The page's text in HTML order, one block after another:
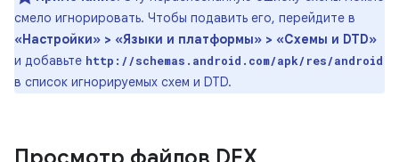
смело игнорировать. Чтобы подавить его, перейдите в
«Настройки» > «Языки и платформы» > «Схемы и DTD»
и добавьте http://schemas.android.com/apk/res/android
в список игнорируемых схем и DTD.